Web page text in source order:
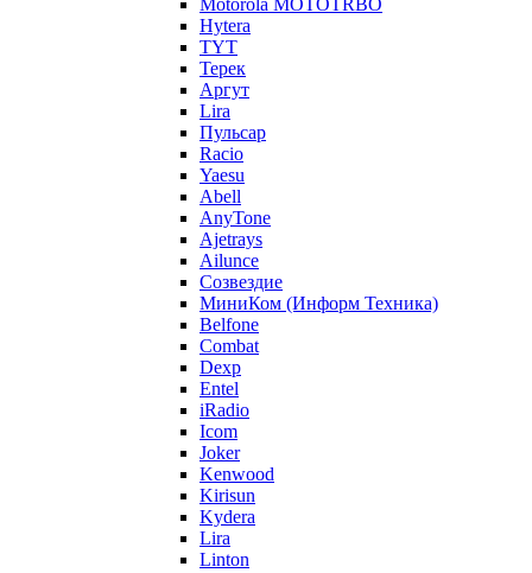
Motorola MOTOTRBO
Hytera
TYT
Терек
Аргут
Lira
Пульсар
Racio
Yaesu
Abell
AnyTone
Ajetrays
Ailunce
Созвездие
МиниКом (Информ Техника)
Belfone
Combat
Dexp
Entel
iRadio
Icom
Joker
Kenwood
Kirisun
Kydera
Lira
Linton